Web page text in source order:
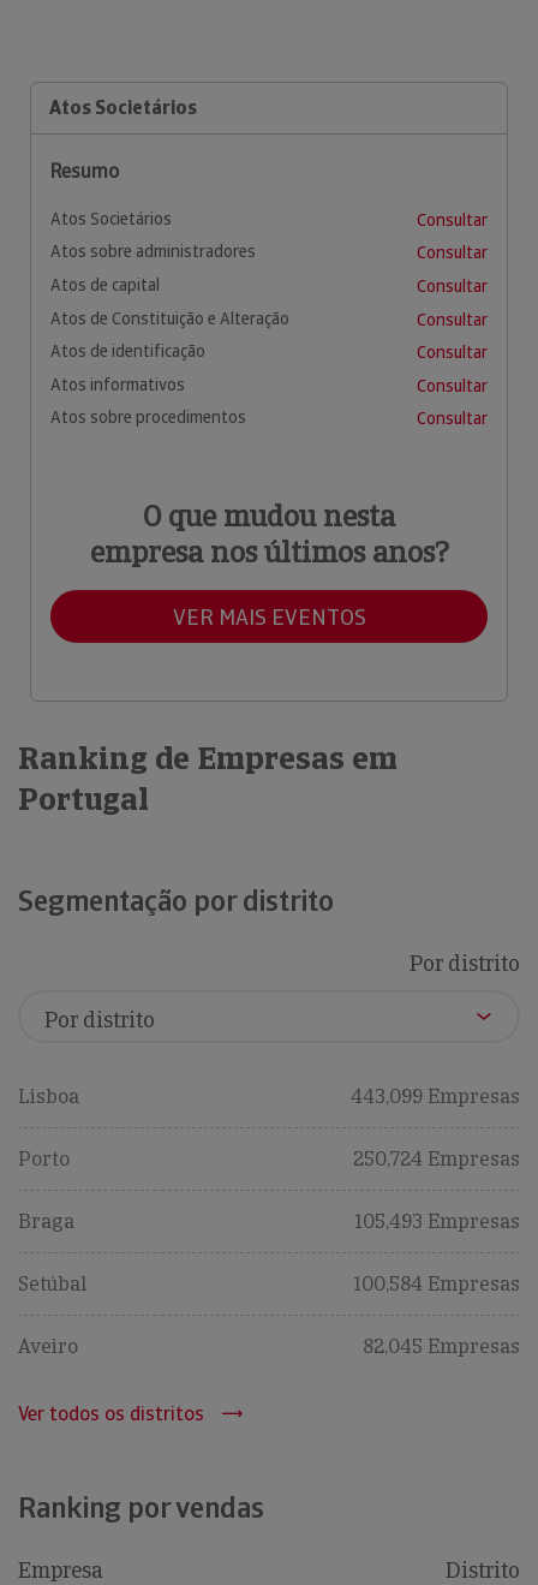
Atos Societários
Resumo
Atos Societários
Consultar
Atos sobre administradores
Consultar
Atos de capital
Consultar
Atos de Constituição e Alteração
Consultar
Atos de identificação
Consultar
Atos informativos
Consultar
Atos sobre procedimentos
Consultar
O que mudou nesta
empresa nos últimos anos?
VER MAIS EVENTOS
Ranking de Empresas em
Portugal
Segmentação por distrito
Por distrito
Lisboa 443,099 Empresas
Porto 250,724 Empresas
Braga 105,493 Empresas
Setúbal 100,584 Empresas
Aveiro 82,045 Empresas
Ver todos os distritos
Ranking por vendas
Empresa Distrito